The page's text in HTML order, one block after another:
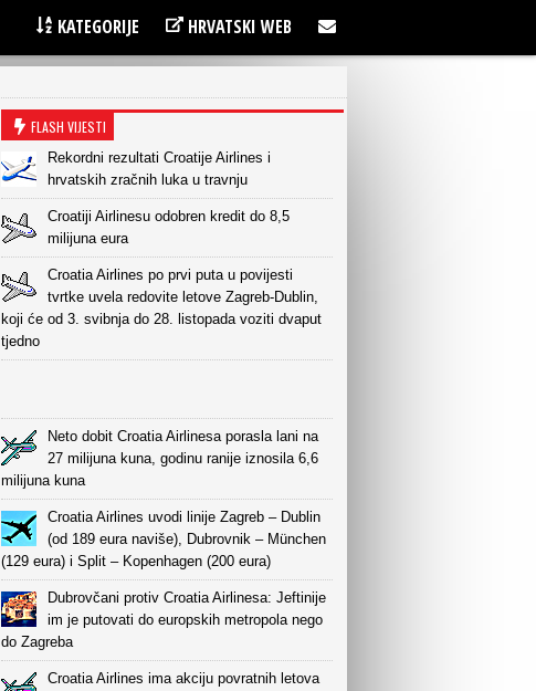
KATEGORIJE HRVATSKI WEB
FLASH VIJESTI
Rekordni rezultati Croatije Airlines i
hrvatskih zračnih luka u travnju
Croatiji Airlinesu odobren kredit do 8,5
milijuna eura
Croatia Airlines po prvi puta u povijesti
tvrtke uvela redovite letove Zagreb-Dublin,
koji će od 3. svibnja do 28. listopada voziti dvaput
tjedno
Neto dobit Croatia Airlinesa porasla lani na
27 milijuna kuna, godinu ranije iznosila 6,6
milijuna kuna
Croatia Airlines uvodi linije Zagreb – Dublin
(od 189 eura naviše), Dubrovnik – München
(129 eura) i Split – Kopenhagen (200 eura)
Dubrovčani protiv Croatia Airlinesa: Jeftinije
im je putovati do europskih metropola nego
do Zagreba
Croatia Airlines ima akciju povratnih letova